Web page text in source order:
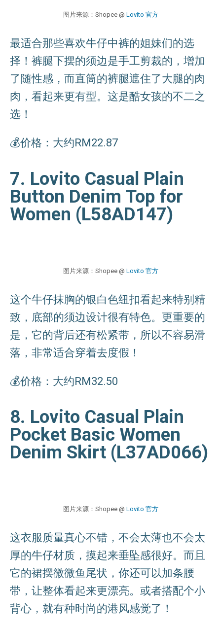
图片来源：Shopee @ Lovito 官方
最适合那些喜欢牛仔中裤的姐妹们的选
择！裤腿下摆的须边是手工剪裁的，增加
了随性感，而直筒的裤腿遮住了大腿的肉
肉，看起来更有型。这是酷女孩的不二之
选！
💰价格：大约RM22.87
7. Lovito Casual Plain
Button Denim Top for
Women (L58AD147)
图片来源：Shopee @ Lovito 官方
这个牛仔抹胸的银白色纽扣看起来特别精
致，底部的须边设计很有特色。更重要的
是，它的背后还有松紧带，所以不容易滑
落，非常适合穿着去度假！
💰价格：大约RM32.50
8. Lovito Casual Plain
Pocket Basic Women
Denim Skirt (L37AD066)
图片来源：Shopee @ Lovito 官方
这衣服质量真心不错，不会太薄也不会太
厚的牛仔材质，摸起来垂坠感很好。而且
它的裙摆微微鱼尾状，你还可以加条腰
带，让整体看起来更漂亮。或者搭配个小
背心，就有种时尚的港风感觉了！